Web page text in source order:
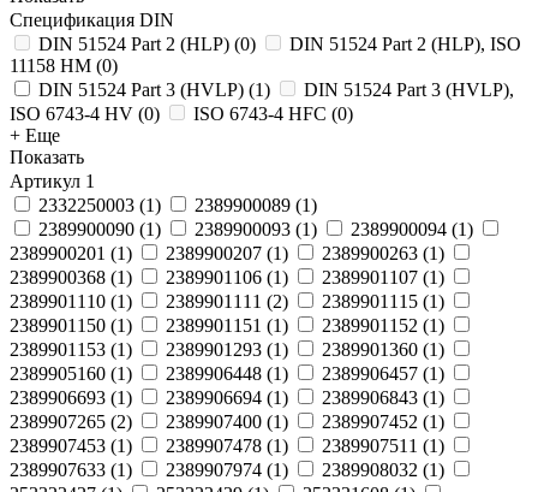
Спецификация DIN
DIN 51524 Part 2 (HLP) (0)
DIN 51524 Part 2 (HLP), ISO
11158 HM (0)
DIN 51524 Part 3 (HVLP) (1)
DIN 51524 Part 3 (HVLP),
ISO 6743-4 HV (0) ISO 6743-4 HFC (0)
+ Еще
Показать
Артикул 1
2332250003 (1) 2389900089 (1)
2389900090 (1) 2389900093 (1) 2389900094 (1)
2389900201 (1) 2389900207 (1) 2389900263 (1)
2389900368 (1) 2389901106 (1) 2389901107 (1)
2389901110 (1) 2389901111 (2) 2389901115 (1)
2389901150 (1) 2389901151 (1) 2389901152 (1)
2389901153 (1) 2389901293 (1) 2389901360 (1)
2389905160 (1) 2389906448 (1) 2389906457 (1)
2389906693 (1) 2389906694 (1) 2389906843 (1)
2389907265 (2) 2389907400 (1) 2389907452 (1)
2389907453 (1) 2389907478 (1) 2389907511 (1)
2389907633 (1) 2389907974 (1) 2389908032 (1)